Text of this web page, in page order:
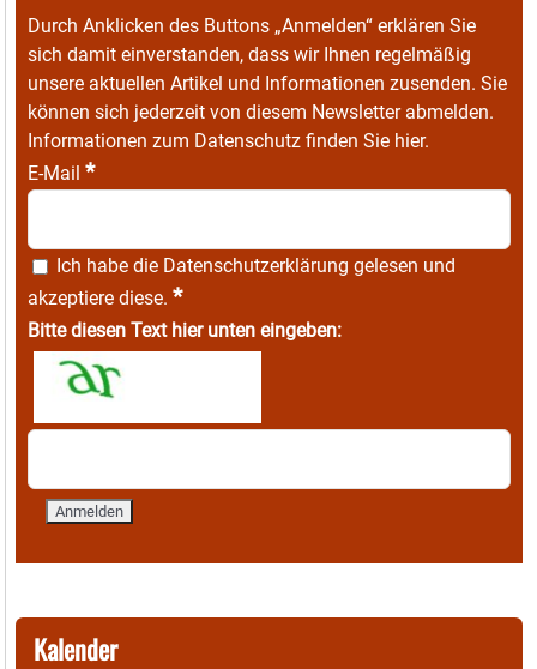
Durch Anklicken des Buttons „Anmelden“ erklären Sie
sich damit einverstanden, dass wir Ihnen regelmäßig
unsere aktuellen Artikel und Informationen zusenden. Sie
können sich jederzeit von diesem Newsletter abmelden.
Informationen zum Datenschutz finden Sie hier.
E-Mail *
Ich habe die Datenschutzerklärung gelesen und
akzeptiere diese. *
Bitte diesen Text hier unten eingeben:
Kalender